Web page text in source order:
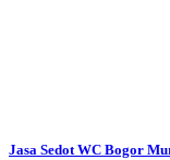
Jasa Sedot WC Bogor